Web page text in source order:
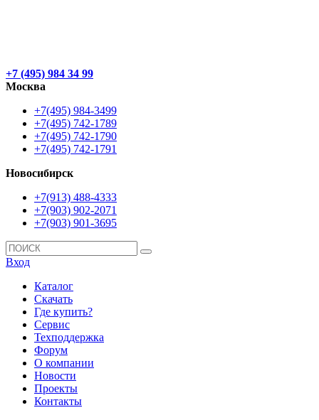
+7 (495) 984 34 99
Москва
+7(495) 984-3499
+7(495) 742-1789
+7(495) 742-1790
+7(495) 742-1791
Новосибирск
+7(913) 488-4333
+7(903) 902-2071
+7(903) 901-3695
Вход
Каталог
Скачать
Где купить?
Сервис
Техподдержка
Форум
О компании
Новости
Проекты
Контакты